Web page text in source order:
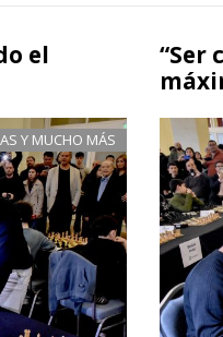
el
Y MUCHO MÁS
“Ser